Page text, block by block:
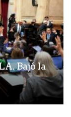
Bajó la